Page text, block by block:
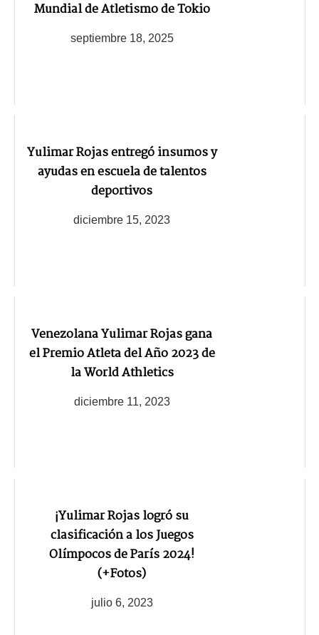
Mundial de Atletismo de Tokio
septiembre 18, 2025
Yulimar Rojas entregó insumos y
ayudas en escuela de talentos
deportivos
diciembre 15, 2023
Venezolana Yulimar Rojas gana
el Premio Atleta del Año 2023 de
la World Athletics
diciembre 11, 2023
¡Yulimar Rojas logró su
clasificación a los Juegos
Olímpocos de París 2024!
(+Fotos)
julio 6, 2023